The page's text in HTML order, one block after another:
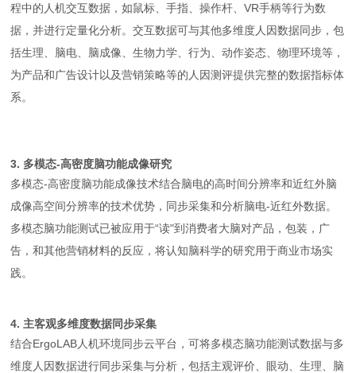
程中的人机交互数据，如鼠标、手指、操作杆、VR手柄等行为数
据，并进行定量化分析。交互数据可与其他多维度人因数据同步，包
括生理、脑电、脑成像、生物力学、行为、动作姿态、物理环境等，
为产品和广告设计以及营销策略等的人因测评提供完整的数据指标体
系。
3. 多模态-高密度脑功能成像研究
多模态-高密度脑功能成像技术结合脑电的高时间分辨率和近红外脑
成像高空间分辨率的技术优势，同步采集和分析脑电-近红外数据。
多模态脑功能测试已被应用于“读"到消费者大脑对产品，包装，广
告，和其他营销材料的反应，将认知脑科学的研究用于商业市场实
践。
4. 主客观多维度数据同步采集
结合ErgoLAB人机环境同步云平台，可将多模态脑功能测试数据与多
维度人因数据进行同步采集与分析，包括主观评价、眼动、生理、脑